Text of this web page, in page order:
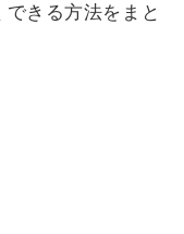
きる方法をまと